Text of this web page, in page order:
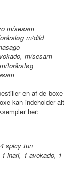
m/sesam
m/dild
m/sesam
forårsløg
en af de boxe
kan indeholder alt
her:
spicy tun
inari, 1 avokado, 1